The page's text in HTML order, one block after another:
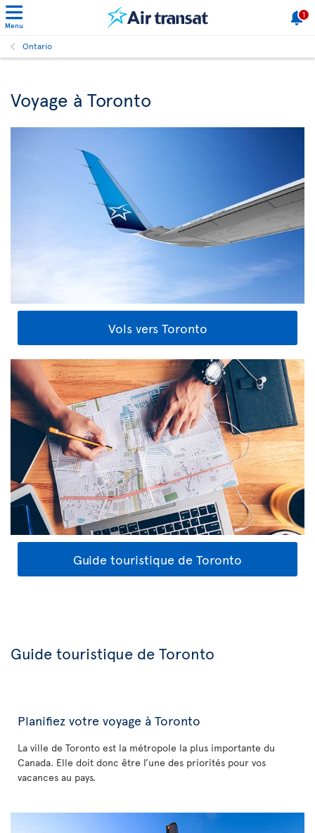
Menu
1
Ontario
Voyage à Toronto
Vols vers Toronto
Guide touristique de Toronto
Guide touristique de Toronto
Planifiez votre voyage à Toronto
La ville de Toronto est la métropole la plus importante du
Canada. Elle doit donc être l’une des priorités pour vos
vacances au pays.